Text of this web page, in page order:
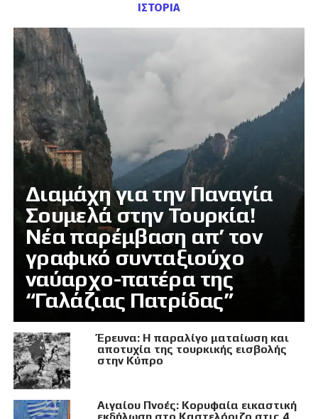
ΙΣΤΟΡΙΑ
Διαμάχη για την Παναγία
Σουμελά στην Τουρκία!
Νέα παρέμβαση απ’ τον
γραφικό συνταξιούχο
ναύαρχο-πατέρα της
“Γαλάζιας Πατρίδας”
Έρευνα: Η παραλίγο ματαίωση και
αποτυχία της τουρκικής εισβολής
στην Κύπρο
Αιγαίου Πνοές: Κορυφαία εικαστική